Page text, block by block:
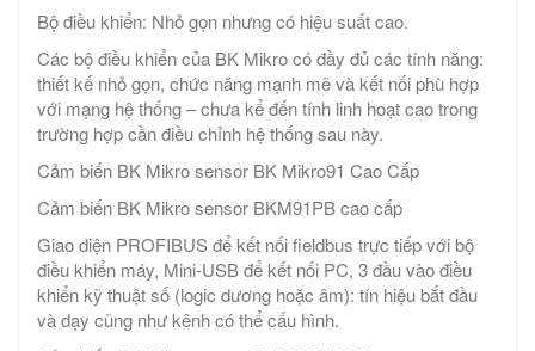
Bộ điều khiển: Nhỏ gọn nhưng có hiệu suất cao.
Các bộ điều khiển của BK Mikro có đầy đủ các tính năng:
thiết kế nhỏ gọn, chức năng mạnh mẽ và kết nối phù hợp
với mạng hệ thống – chưa kể đến tính linh hoạt cao trong
trường hợp cần điều chỉnh hệ thống sau này.
Cảm biến BK Mikro sensor BK Mikro91 Cao Cấp
Cảm biến BK Mikro sensor BKM91PB cao cấp
Giao diện PROFIBUS để kết nối fieldbus trực tiếp với bộ
điều khiển máy, Mini-USB để kết nối PC, 3 đầu vào điều
khiển kỹ thuật số (logic dương hoặc âm): tín hiệu bắt đầu
và dạy cũng như kênh có thể cấu hình.